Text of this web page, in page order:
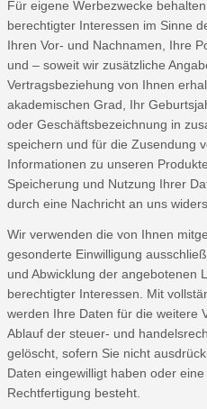
Für eigene Werbezwecke
berechtigter Interessen im Sinne
Ihren Vor- und Nachnamen, Ihre
und – soweit wir zusätzliche
Vertragsbeziehung von Ihnen
akademischen Grad, Ihr
oder Geschäftsbezeichnung in
speichern und für die Zusendung
Informationen zu unseren
Speicherung und Nutzung Ihrer
durch eine Nachricht an uns
Wir verwenden die von Ihnen
gesonderte Einwilligung
und Abwicklung der angebotenen
berechtigter Interessen. Mit
werden Ihre Daten für die weitere
Ablauf der steuer- und
gelöscht, sofern Sie nicht
Daten eingewilligt haben oder
Rechtfertigung besteht.